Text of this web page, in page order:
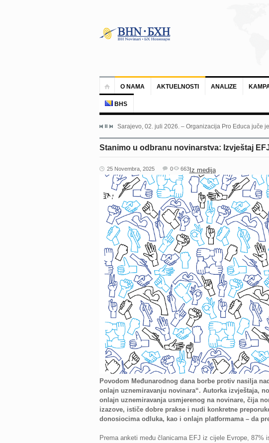
O NAMA AKTUELNOSTI ANALIZE
BHS
Sarajevo, 02. juli 2026. – Organizacija Pro Educa juče
Stanimo u odbranu novinarstva: Izvještaj
25 Novembra, 2025 Iz medija
0 663
Povodom Međunarodnog dana borbe protiv nasilja
onlajn uznemiravanju novinara“. Autorka izvještaja,
onlajn uznemiravanja usmjerenog na novinare, čija
izazove, ističe dobre prakse i nudi konkretne
donosiocima odluka, kao i onlajn platformama – da
Prema anketi među članicama EFJ iz cijele Evrope, 87%